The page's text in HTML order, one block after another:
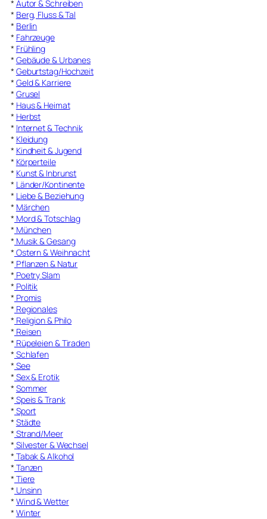
* Autor & Schreiben
* Berg, Fluss & Tal
* Berlin
* Fahrzeuge
* Frühling
* Gebäude & Urbanes
* Geburtstag/Hochzeit
* Geld & Karriere
* Grusel
* Haus & Heimat
* Herbst
* Internet & Technik
* Kleidung
* Kindheit & Jugend
* Körperteile
* Kunst & Inbrunst
* Länder/Kontinente
* Liebe & Beziehung
* Märchen
* Mord & Totschlag
* München
* Musik & Gesang
* Ostern & Weihnacht
* Pflanzen & Natur
* Poetry Slam
* Politik
* Promis
* Regionales
* Religion & Philo
* Reisen
* Rüpeleien & Tiraden
* Schlafen
* See
* Sex & Erotik
* Sommer
* Speis & Trank
* Sport
* Städte
* Strand/Meer
* Silvester & Wechsel
* Tabak & Alkohol
* Tanzen
* Tiere
* Unsinn
* Wind & Wetter
* Winter